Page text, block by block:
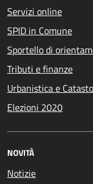
Servizi online
SPID in Comune
Sportello di
Tributi e finanze
Urbanistica e Catasto
Elezioni 2020
NOVITÀ
Notizie